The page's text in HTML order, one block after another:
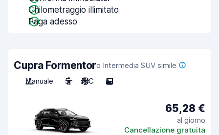
Chilometraggio illimitato
Paga adesso
Cupra Formentoro Intermedia SUV simile
Manuale
5 A/C 5
65,28 €
al giorno
Cancellazione gratuita